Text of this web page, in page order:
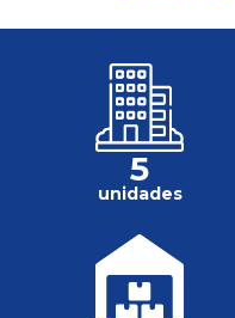
5
unidades